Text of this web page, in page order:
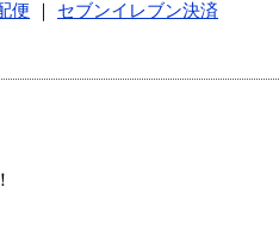
便
セブンイレブン決済